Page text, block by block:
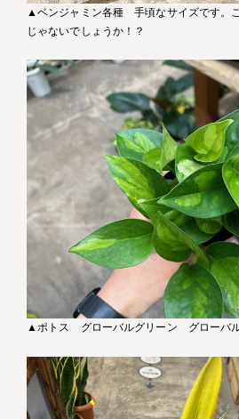
▲ベンジャミン各種 手頃なサイズです。
じゃないでしょうか！？
▲ポトス グローバルグリーン グローバル